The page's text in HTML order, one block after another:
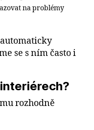
na problémy
se s ním často i
rozhodně